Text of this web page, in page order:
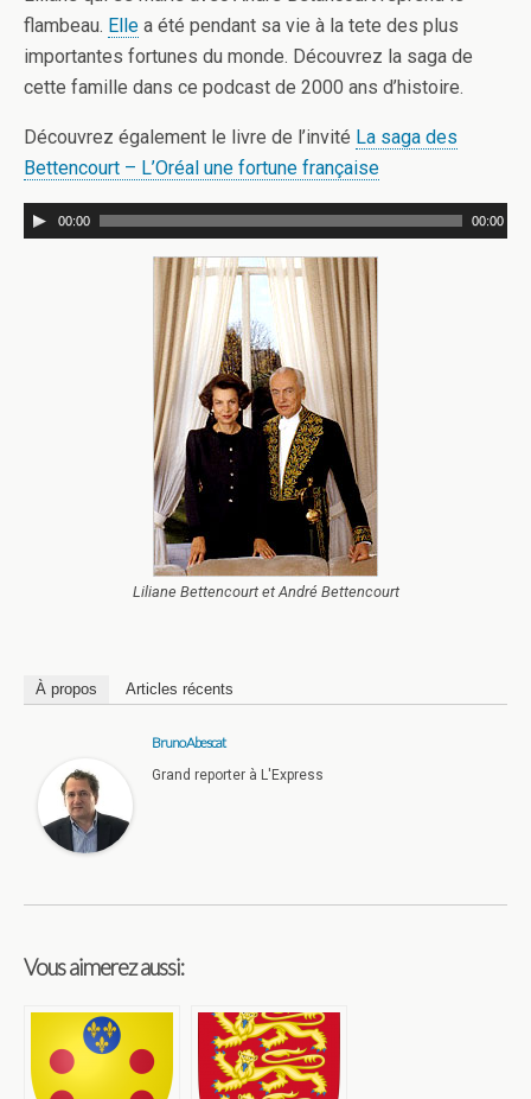
flambeau. Elle a été pendant sa vie à la tete des plus
importantes fortunes du monde. Découvrez la saga de
cette famille dans ce podcast de 2000 ans d’histoire.
Découvrez également le livre de l’invité La saga des
Bettencourt – L’Oréal une fortune française
00:00 00:00
Liliane Bettencourt et André Bettencourt
À propos Articles récents
Bruno Abescat
Grand reporter à L'Express
Vous aimerez aussi: